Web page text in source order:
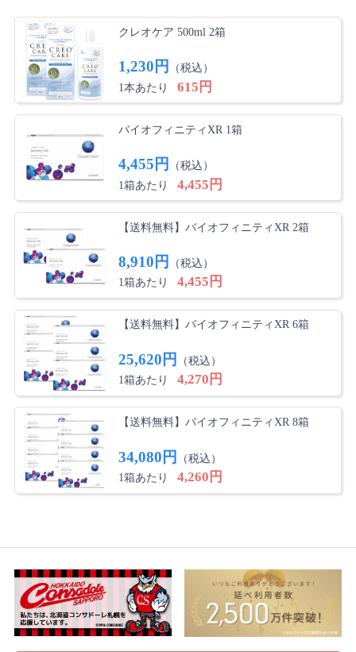
クレオケア 500ml 2箱
1,230円
（税込）
1本あたり
615円
バイオフィニティXR 1箱
4,455円
（税込）
1箱あたり
4,455円
【送料無料】バイオフィニティXR 2箱
8,910円
（税込）
1箱あたり
4,455円
【送料無料】バイオフィニティXR 6箱
25,620円
（税込）
1箱あたり
4,270円
【送料無料】バイオフィニティXR 8箱
34,080円
（税込）
1箱あたり
4,260円